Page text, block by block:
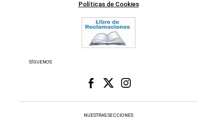
Políticas de Cookies
SÍGUENOS
NUESTRAS SECCIONES